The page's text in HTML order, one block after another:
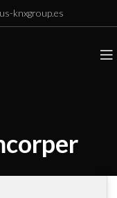
knxgroup.es